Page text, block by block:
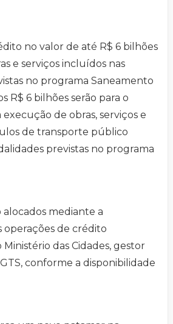
no valor de até R$ 6 bilhões
e serviços incluídos nas
no programa Saneamento
R$ 6 bilhões serão para o
de obras, serviços e
de transporte público
previstas no programa
alocados mediante a
operações de crédito
das Cidades, gestor
conforme a disponibilidade